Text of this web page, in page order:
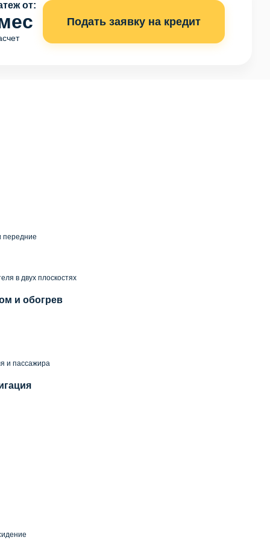
от:
Подать заявку на кредит
передние
в двух плоскостях
и обогрев
и пассажира